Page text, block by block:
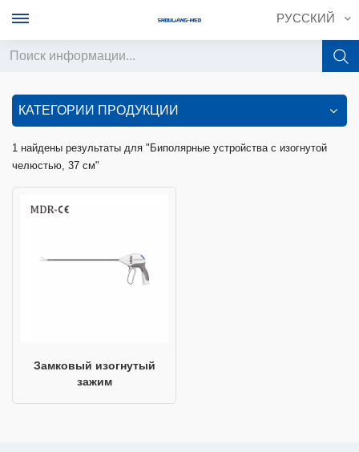
РУССКИЙ
English
français
КАТЕГОРИИ ПРОДУКЦИИ
1 найдены результаты для "Биполярные устройства с изогнутой
челюстью, 37 см"
Замковый изогнутый
зажим